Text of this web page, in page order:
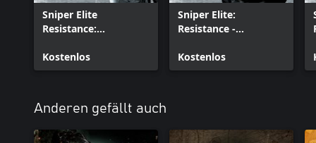
Sniper Elite
Resistance:
Weapons and Skins
Pack
Kostenlos
Sniper Elite:
Resistance -
and Skin Pack
Kostenlos
Anderen gefällt auch